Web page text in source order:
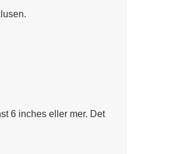
6 inches eller mer. Det